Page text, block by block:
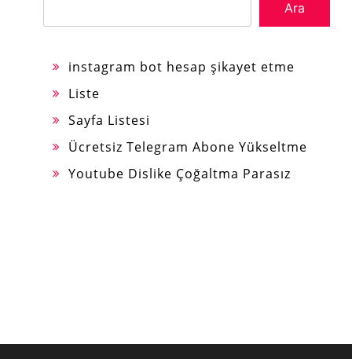
Ara
instagram bot hesap şikayet etme
Liste
Sayfa Listesi
Ücretsiz Telegram Abone Yükseltme
Youtube Dislike Çoğaltma Parasız